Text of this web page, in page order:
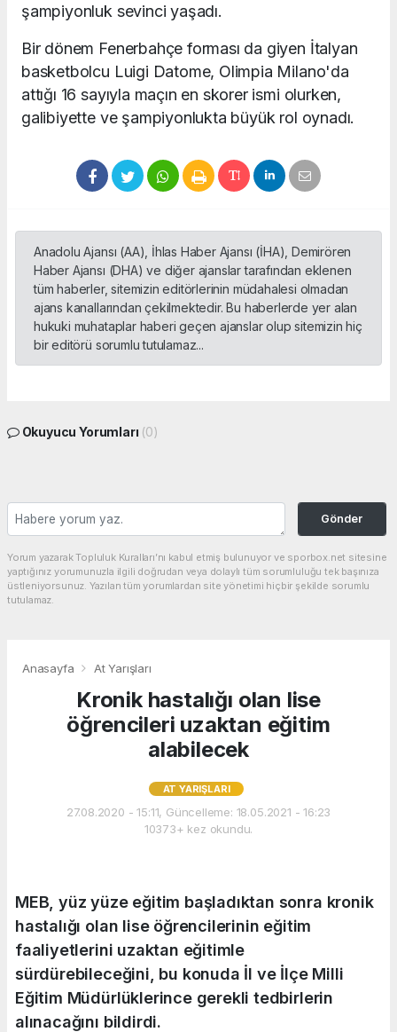
şampiyonluk sevinci yaşadı.
Bir dönem Fenerbahçe forması da giyen İtalyan
basketbolcu Luigi Datome, Olimpia Milano'da
attığı 16 sayıyla maçın en skorer ismi olurken,
galibiyette ve şampiyonlukta büyük rol oynadı.
Anadolu Ajansı (AA), İhlas Haber Ajansı (İHA), Demirören
Haber Ajansı (DHA) ve diğer ajanslar tarafından eklenen
tüm haberler, sitemizin editörlerinin müdahalesi olmadan
ajans kanallarından çekilmektedir. Bu haberlerde yer alan
hukuki muhataplar haberi geçen ajanslar olup sitemizin hiç
bir editörü sorumlu tutulamaz...
Okuyucu Yorumları (0)
Gönder
Yorum yazarak Topluluk Kuralları’nı kabul etmiş bulunuyor ve sporbox.net sitesine
yaptığınız yorumunuzla ilgili doğrudan veya dolaylı tüm sorumluluğu tek başınıza
üstleniyorsunuz. Yazılan tüm yorumlardan site yönetimi hiçbir şekilde sorumlu
tutulamaz.
Anasayfa At Yarışları
Kronik hastalığı olan lise
öğrencileri uzaktan eğitim
alabilecek
AT YARIŞLARI
27.08.2020 - 15:11, Güncelleme: 18.05.2021 - 16:23
10373+ kez okundu.
MEB, yüz yüze eğitim başladıktan sonra kronik
hastalığı olan lise öğrencilerinin eğitim
faaliyetlerini uzaktan eğitimle
sürdürebileceğini, bu konuda İl ve İlçe Milli
Eğitim Müdürlüklerince gerekli tedbirlerin
alınacağını bildirdi.